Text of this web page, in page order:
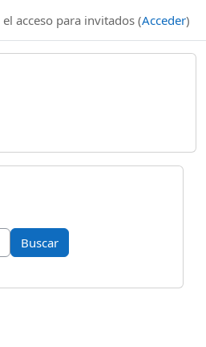
acceso para invitados (Acceder)